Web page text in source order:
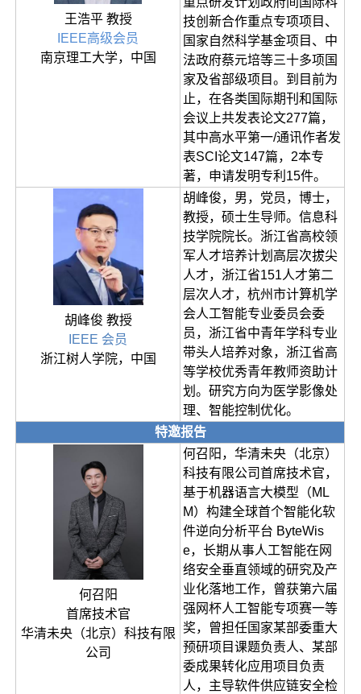
王浩平 教授
IEEE高级会员
南京理工大学，中国
技创新合作重点专项项目、
国家自然科学基金项目、中
法政府蔡元培等三十多项国
家及省部级项目。到目前为
止，在各类国际期刊和国际
会议上共发表论文277篇，
其中高水平第一/通讯作者发
表SCI论文147篇，2本专
著，申请发明专利15件。
胡峰俊 教授
IEEE 会员
浙江树人学院，中国
胡峰俊，男，党员，博士，
教授，硕士生导师。信息科
技学院院长。浙江省高校领
军人才培养计划高层次拔尖
人才，浙江省151人才第二
层次人才，杭州市计算机学
会人工智能专业委员会委
员，浙江省中青年学科专业
带头人培养对象，浙江省高
等学校优秀青年教师资助计
划。研究方向为医学影像处
理、智能控制优化。
特邀报告
何召阳
首席技术官
华清未央（北京）科技有限
公司
何召阳，华清未央（北京）
科技有限公司首席技术官，
基于机器语言大模型（ML
M）构建全球首个智能化软
件逆向分析平台 ByteWis
e，长期从事人工智能在网
络安全垂直领域的研究及产
业化落地工作，曾获第六届
强网杯人工智能专项赛一等
奖，曾担任国家某部委重大
预研项目课题负责人、某部
委成果转化应用项目负责
人，主导软件供应链安全检